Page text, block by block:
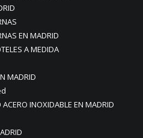
EN MADRID
A MEDIDA
MADRID
INOXIDABLE EN MADRID